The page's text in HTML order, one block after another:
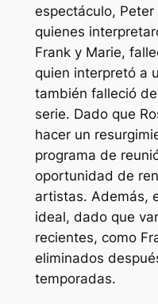
espectáculo,
quienes
Frank y Marie,
quien interpretó a
también falleció
serie. Dado que
hacer un
programa de
oportunidad de
artistas. Además,
ideal, dado que
recientes, como
eliminados
temporadas.